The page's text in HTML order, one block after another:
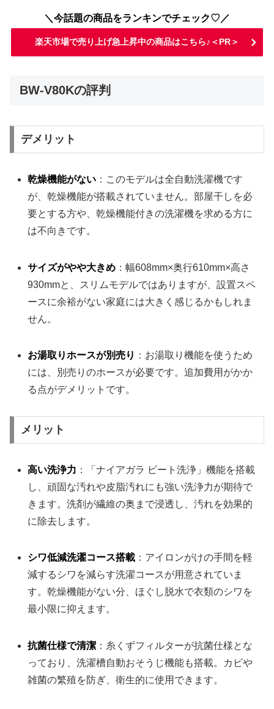
＼今話題の商品をランキンでチェック♡／
楽天市場で売り上げ急上昇中の商品はこちら♪＜PR＞
BW-V80Kの評判
デメリット
乾燥機能がない ：このモデルは全自動洗濯機です
が、乾燥機能が搭載されていません。部屋干しを必
要とする方や、乾燥機能付きの洗濯機を求める方に
は不向きです。
サイズがやや大きめ ：幅608mm×奥行610mm×高さ
930mmと、スリムモデルではありますが、設置スペ
ースに余裕がない家庭には大きく感じるかもしれま
せん。
お湯取りホースが別売り ：お湯取り機能を使うため
には、別売りのホースが必要です。追加費用がかか
る点がデメリットです。
メリット
高い洗浄力 ：「ナイアガラ ビート洗浄」機能を搭載
し、頑固な汚れや皮脂汚れにも強い洗浄力が期待で
きます。洗剤が繊維の奥まで浸透し、汚れを効果的
に除去します。
シワ低減洗濯コース搭載 ：アイロンがけの手間を軽
減するシワを減らす洗濯コースが用意されていま
す。乾燥機能がない分、ほぐし脱水で衣類のシワを
最小限に抑えます。
抗菌仕様で清潔 ：糸くずフィルターが抗菌仕様とな
っており、洗濯槽自動おそうじ機能も搭載。カビや
雑菌の繁殖を防ぎ、衛生的に使用できます。